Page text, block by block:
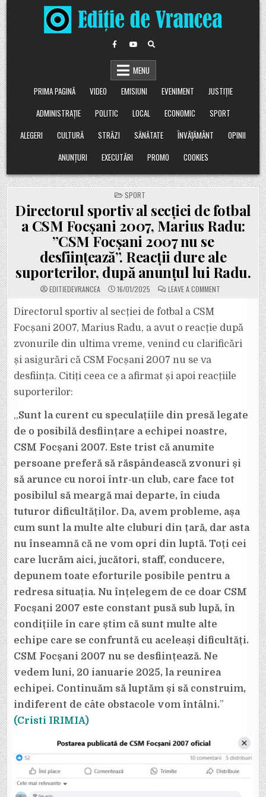
Skip
to
content
MENU
PRIMA PAGINĂ
VIDEO EMISIUNI EVENIMENT
JUSTIȚIE
ADMINISTRAȚIE
POLITIC LOCAL ECONOMIC
SPORT
ALEGERI
CULTURĂ STRĂZI SĂNĂTATE ÎNVĂȚĂMÂNT
OPINII
ANUNȚURI
EXECUTĂRI PROMO COOKIES
POSTED
IN
SPORT
Directorul sportiv al secției de fotbal
a CSM Focșani 2007, Marius Radu:
”CSM Focșani 2007 nu se
desființează”. Reacții dure ale
suporterilor, după anunțul lui Radu.
EDITIEDEVRANCEA 16/01/2025 LEAVE A COMMENTON
DIRECTORUL
DE
FOTBAL
A
CSM
RADU:
”CSM
SE
DESFIINȚEAZĂ”.
DURE
ALE
SUPORTERILOR,
ANUNȚUL
LUI
RADU.
Directorul sportiv al secției de fotbal a CSM
Focșani 2007, Marius Radu, a avut o reacție după
zvonurile din ultima vreme, venind cu clarificări
și asigurări că CSM Focșani 2007 nu se va
desființa. Citiți ceea ce a afirmat și apoi reacțiile
suporterilor:
,,Sunt la curent cu speculațiile din presă legate
de o posibilă desființare a echipei noastre,
CSM Focșani 2007. Este trist că anumite
persoane preferă să răspândească zvonuri și
să arunce cu noroi într-un club, care face tot
posibilul să meargă mai departe, în ciuda
tuturor dificultăților. Da, avem probleme, așa
cum sunt la multe alte cluburi din țară, dar asta
nu înseamnă că ne vom opri din luptă. Toți cei
care lucrăm aici, jucători, staff, conducere,
depunem toate eforturile posibile pentru a
redresa situația. Nu înțelegem de ce doar CSM
Focșani 2007 este constant pusă sub lupă, în
condițiile în care știm că sunt multe alte
echipe care se confruntă cu aceleași dificultăți.
CSM Focșani 2007 nu se desființează. Ne
vedem luni, 20 ianuarie 2025, la reunirea
echipei. Continuăm să luptăm și să construim,
indiferent de câte obstacole vom întâlni.”
(Cristi IRIMIA)